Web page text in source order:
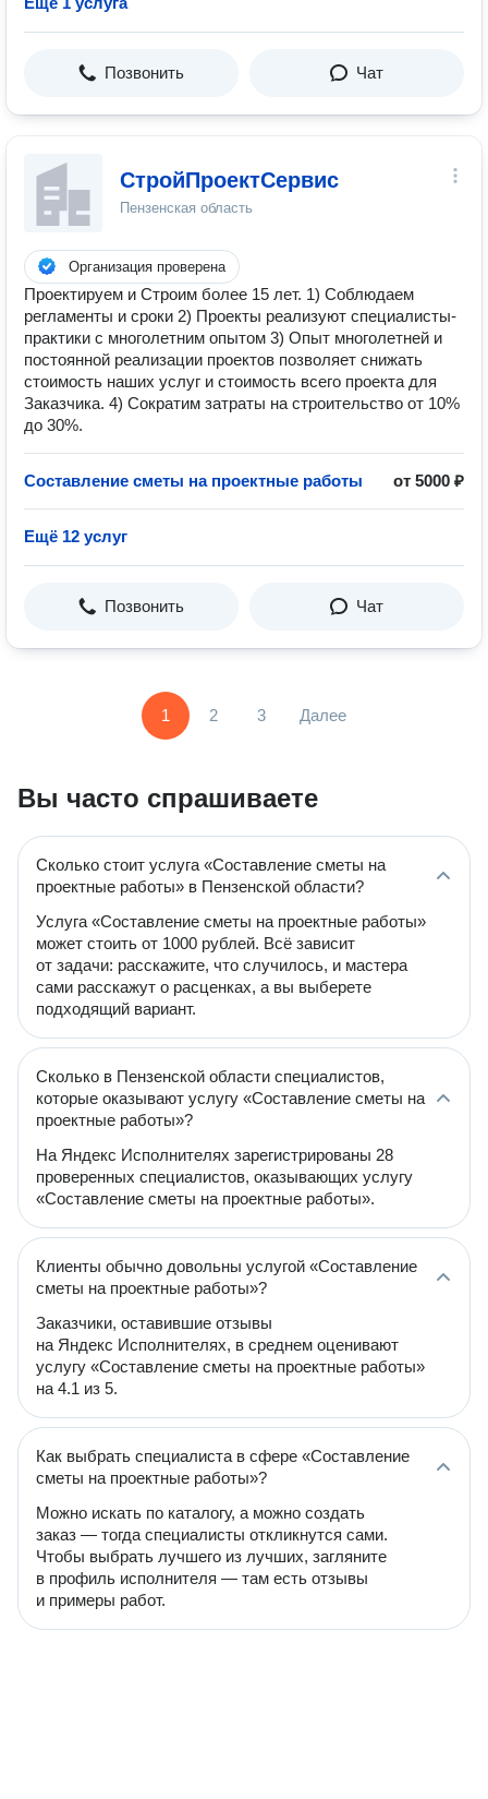
Позвонить Чат
СтройПроектСервис
Пензенская область
Организация проверена
Проектируем и Строим более 15 лет. 1) Соблюдаем
регламенты и сроки 2) Проекты реализуют специалисты-
практики с многолетним опытом 3) Опыт многолетней и
постоянной реализации проектов позволяет снижать
стоимость наших услуг и стоимость всего проекта для
Заказчика. 4) Сократим затраты на строительство от 10%
до 30%.
Составление сметы на проектные работы от 5000 ₽
Ещё 12 услуг
Позвонить Чат
1 2 3 Далее
Вы часто спрашиваете
Сколько стоит услуга «Составление сметы на
проектные работы» в Пензенской области?
Услуга «Составление сметы на проектные работы»
может стоить от 1000 рублей. Всё зависит
от задачи: расскажите, что случилось, и мастера
сами расскажут о расценках, а вы выберете
подходящий вариант.
Сколько в Пензенской области специалистов,
которые оказывают услугу «Составление сметы на
проектные работы»?
На Яндекс Исполнителях зарегистрированы 28
проверенных специалистов, оказывающих услугу
«Составление сметы на проектные работы».
Клиенты обычно довольны услугой «Составление
сметы на проектные работы»?
Заказчики, оставившие отзывы
на Яндекс Исполнителях, в среднем оценивают
услугу «Составление сметы на проектные работы»
на 4.1 из 5.
Как выбрать специалиста в сфере «Составление
сметы на проектные работы»?
Можно искать по каталогу, а можно создать
заказ — тогда специалисты откликнутся сами.
Чтобы выбрать лучшего из лучших, загляните
в профиль исполнителя — там есть отзывы
и примеры работ.